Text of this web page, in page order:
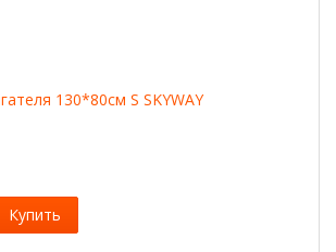
130*80см S SKYWAY
Купить